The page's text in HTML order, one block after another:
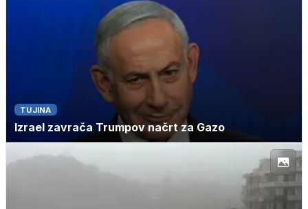
TUJINA
Izrael zavrača Trumpov načrt za Gazo